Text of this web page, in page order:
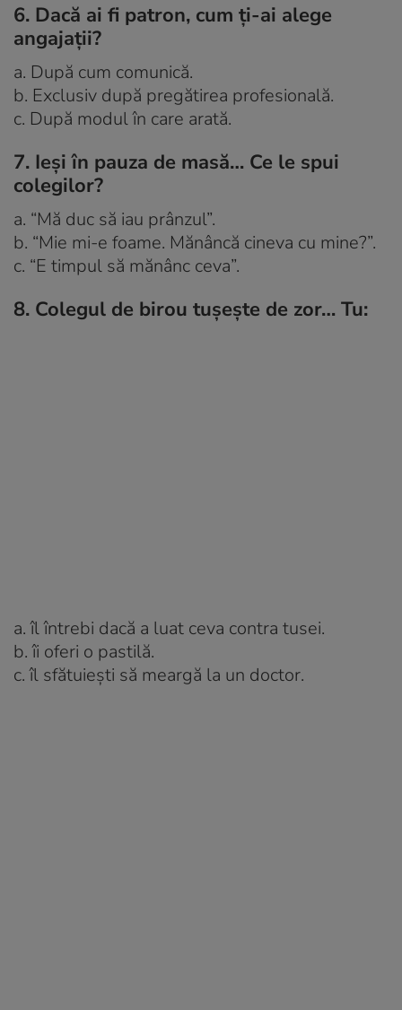
6. Dacă ai fi patron, cum ţi-ai alege
angajaţii?
a. După cum comunică.
b. Exclusiv după pregătirea profesională.
c. După modul în care arată.
7. Ieşi în pauza de masă… Ce le spui
colegilor?
a. “Mă duc să iau prânzul”.
b. “Mie mi-e foame. Mănâncă cineva cu mine?”.
c. “E timpul să mănânc ceva”.
8. Colegul de birou tuşeşte de zor… Tu:
a. îl întrebi dacă a luat ceva contra tusei.
b. îi oferi o pastilă.
c. îl sfătuieşti să meargă la un doctor.